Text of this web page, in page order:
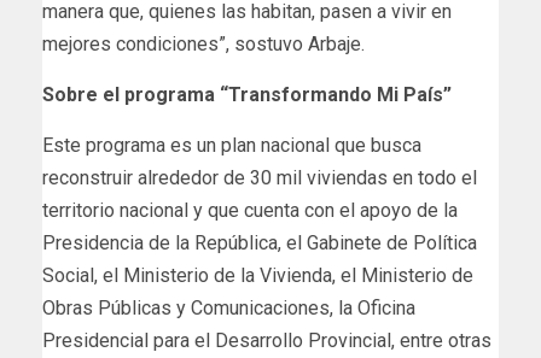
manera que, quienes las habitan, pasen a vivir en
mejores condiciones”, sostuvo Arbaje.
Sobre el programa “Transformando Mi País”
Este programa es un plan nacional que busca
reconstruir alrededor de 30 mil viviendas en todo el
territorio nacional y que cuenta con el apoyo de la
Presidencia de la República, el Gabinete de Política
Social, el Ministerio de la Vivienda, el Ministerio de
Obras Públicas y Comunicaciones, la Oficina
Presidencial para el Desarrollo Provincial, entre otras